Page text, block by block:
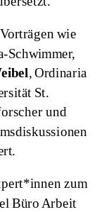
wie
Schwimmer,
, Ordinaria
St.
und
zum
Büro Arbeit